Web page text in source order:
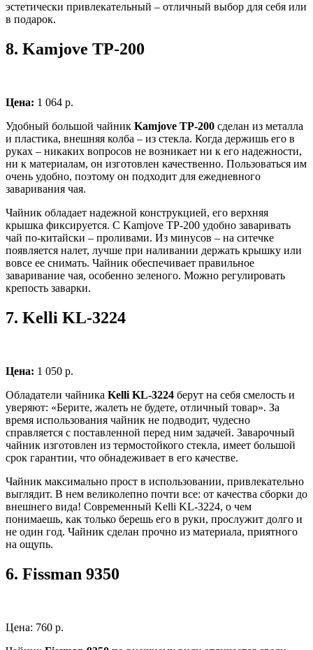
эстетически привлекательный – отличный выбор для себя или
в подарок.
8. Kamjove TP-200
Цена: 1 064 р.
Удобный большой чайник Kamjove TP-200 сделан из металла
и пластика, внешняя колба – из стекла. Когда держишь его в
руках – никаких вопросов не возникает ни к его надежности,
ни к материалам, он изготовлен качественно. Пользоваться им
очень удобно, поэтому он подходит для ежедневного
заваривания чая.
Чайник обладает надежной конструкцией, его верхняя
крышка фиксируется. С Kamjove TP-200 удобно заваривать
чай по-китайски – проливами. Из минусов – на ситечке
появляется налет, лучше при наливании держать крышку или
вовсе ее снимать. Чайник обеспечивает правильное
заваривание чая, особенно зеленого. Можно регулировать
крепость заварки.
7. Kelli KL-3224
Цена: 1 050 р.
Обладатели чайника Kelli KL-3224 берут на себя смелость и
уверяют: «Берите, жалеть не будете, отличный товар». За
время использования чайник не подводит, чудесно
справляется с поставленной перед ним задачей. Заварочный
чайник изготовлен из термостойкого стекла, имеет большой
срок гарантии, что обнадеживает в его качестве.
Чайник максимально прост в использовании, привлекательно
выглядит. В нем великолепно почти все: от качества сборки до
внешнего вида! Современный Kelli KL-3224, о чем
понимаешь, как только берешь его в руки, прослужит долго и
не один год. Чайник сделан прочно из материала, приятного
на ощупь.
6. Fissman 9350
Цена: 760 р.